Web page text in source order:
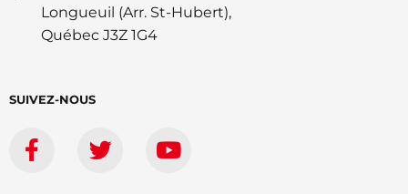
Longueuil (Arr. St-Hubert),
Québec J3Z 1G4
SUIVEZ-NOUS